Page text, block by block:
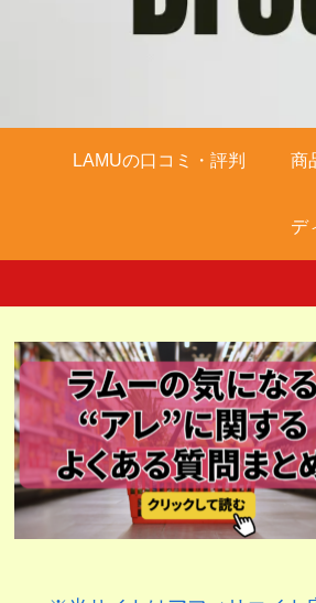
LAMUの口コミ・評判 商
デ